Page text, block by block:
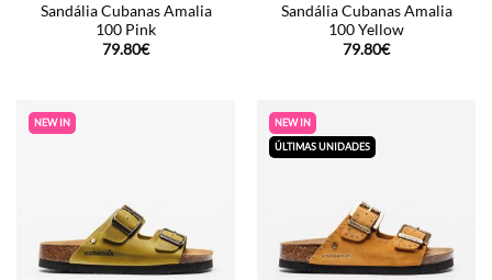
Sandália Cubanas Amalia
100 Pink
79.80€
Sandália Cubanas Amalia
100 Yellow
79.80€
NEW IN
NEW IN
ÚLTIMAS UNIDADES